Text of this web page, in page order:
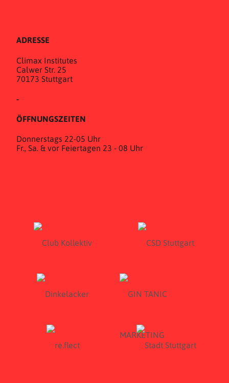
ADRESSE
Climax Institutes
Calwer Str. 25
70173 Stuttgart
-
ÖFFNUNGSZEITEN
Donnerstags 22-05 Uhr
Fr., Sa. & vor Feiertagen 23 - 08 Uhr